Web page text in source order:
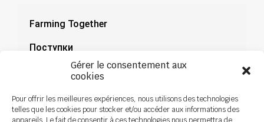
Gérer le consentement aux
cookies
Pour offrir les meilleures expériences, nous utilisons des technologies
telles que les cookies pour stocker et/ou accéder aux informations des
Farming Together
Поступки
Документація
Новини